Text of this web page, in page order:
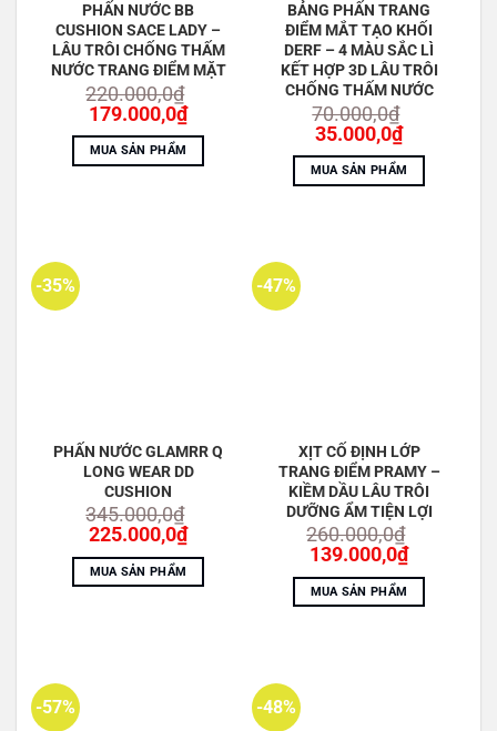
CI 77492
GLYCOL CAPRYLYL
CI 77491
NHÔM HYDROXIT
METHICONE
BUTYLENE GLYCOL
CHIẾT XUẤT HẠT AFRAMOMUM ANGUSTIFOLIUM
CHIẾT XUẤT HOA JASMINUM OFFICINALE
CHIẾT XUẤT PALMARIA PALMATA
CHIẾT XUẤT HOA ĐẶC BIỆT NELUMBIUM
CHIẾT XUẤT LÁ ALOE BARBADENSIS
ADENOSINE
PHẤN NƯỚC BB
CUSHION SACE LADY –
LÂU TRÔI CHỐNG THẤM
NƯỚC TRANG ĐIỂM MẶT
220.000,0₫
Giá
gốc
là:
220.000,0₫.
179.000,0₫Giá
hiện
là:
MUA SẢN PHẨM
BẢNG PHẤN TRANG
ĐIỂM MẮT TẠO KHỐI
DERF – 4 MÀU SẮC LÌ
KẾT HỢP 3D LÂU TRÔI
CHỐNG THẤM NƯỚC
70.000,0₫
Giá
gốc
là:
70.000,0₫.
35.000,0₫Giá
hiện
tại
là:
MUA SẢN PHẨM
-35%
PHẤN NƯỚC GLAMRR Q
LONG WEAR DD
CUSHION
345.000,0₫
Giá
gốc
là:
345.000,0₫.
225.000,0₫Giá
hiện
là:
MUA SẢN PHẨM
-47%
XỊT CỐ ĐỊNH LỚP
TRANG ĐIỂM PRAMY –
KIỀM DẦU LÂU TRÔI
DƯỠNG ẨM TIỆN LỢI
260.000,0₫
Giá
gốc
là:
260.000,0₫.
139.000,0₫Giá
hiện
là:
MUA SẢN PHẨM
-57% -48%